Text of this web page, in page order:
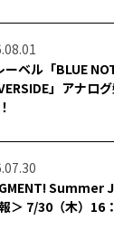
ベル「BLUE
」アナロ
Summer
＞ 7/30（木）16